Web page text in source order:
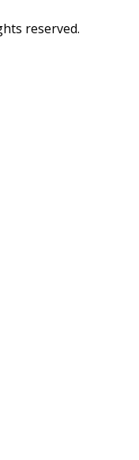
reserved.